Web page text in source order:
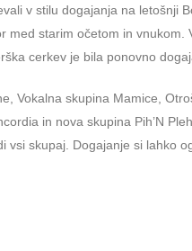
v stilu dogajanja na letošnji
med starim očetom in
cerkev je bila ponovno
Vokalna skupina Mamice,
in nova skupina Pih’N
vsi skupaj. Dogajanje si lahko